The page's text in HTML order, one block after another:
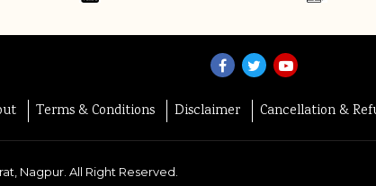
Terms & Conditions Disclaimer Cancellation &
Nagpur. All Right Reserved.